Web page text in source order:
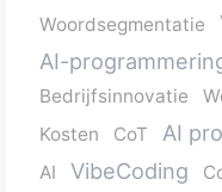
Woordsegmentatie
AI-
Bedrijfsinnovatie
Kosten
CoT AI
AI
VibeCoding